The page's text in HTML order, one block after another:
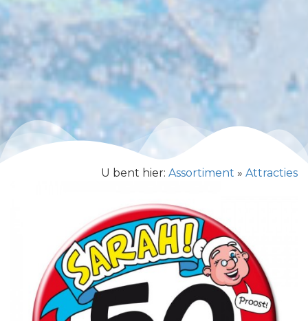
U bent hier: Assortiment » Attracties